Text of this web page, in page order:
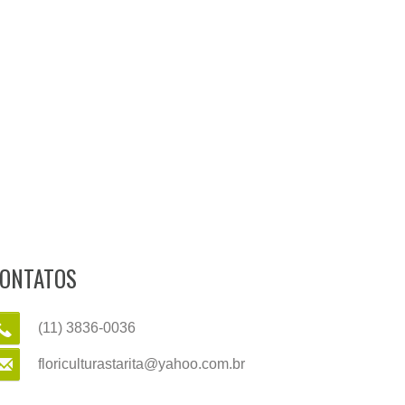
(11) 3836-0036
floriculturastarita@yahoo.com.br